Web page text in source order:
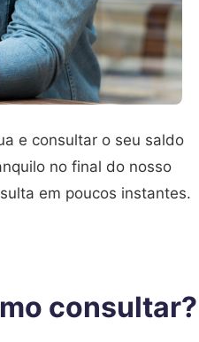
e consultar o seu saldo
no final do nosso
em poucos instantes.
consultar?